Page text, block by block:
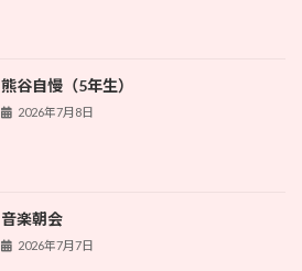
熊谷自慢（5年生）
2026年7月8日
音楽朝会
2026年7月7日